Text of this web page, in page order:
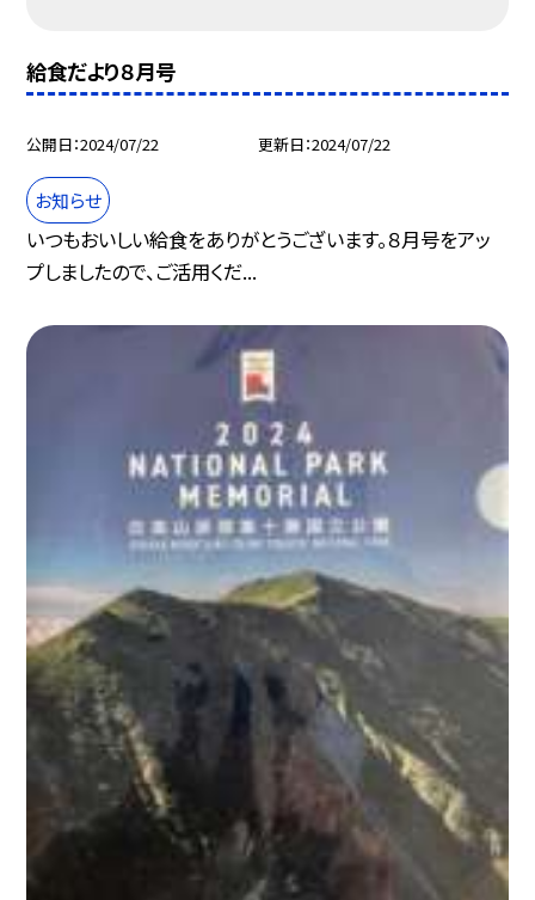
給食だより８月号
公開日 2024/07/22 更新日 2024/07/22
お知らせ
いつもおいしい給食をありがとうございます。８月号をアッ
プしましたので、ご活用くだ...